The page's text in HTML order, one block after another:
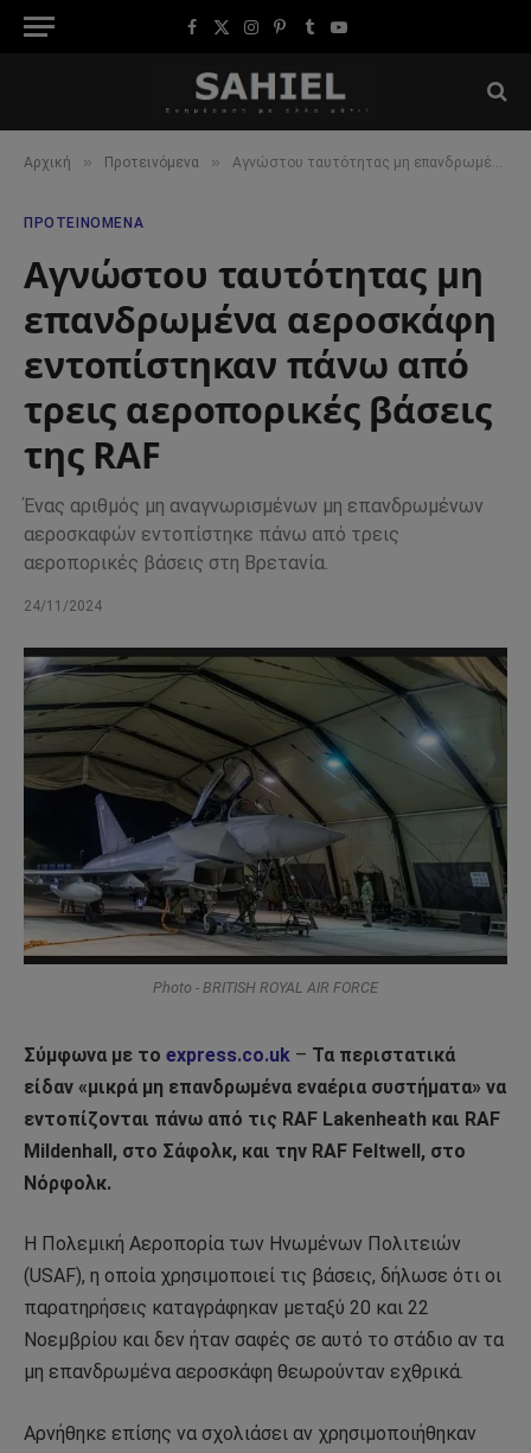
Facebook
X
Instagram
Pinterest
TumblrYouTube
Αρχική » Προτεινόμενα » Αγνώστου ταυτότητας μη επανδρωμένα αεροσκάφη εντοπίστηκαν πάνω από τρεις αεροπορικές βάσεις της RAF
ΠΡΟΤΕΙΝΌΜΕΝΑ
Αγνώστου ταυτότητας μη
επανδρωμένα αεροσκάφη
εντοπίστηκαν πάνω από
τρεις αεροπορικές βάσεις
της RAF
Ένας αριθμός μη αναγνωρισμένων μη επανδρωμένων
αεροσκαφών εντοπίστηκε πάνω από τρεις
αεροπορικές βάσεις στη Βρετανία.
24/11/2024
Photo - BRITISH ROYAL AIR FORCE
Σύμφωνα με το express.co.uk – Τα περιστατικά
είδαν «μικρά μη επανδρωμένα εναέρια συστήματα» να
εντοπίζονται πάνω από τις RAF Lakenheath και RAF
Mildenhall, στο Σάφολκ, και την RAF Feltwell, στο
Νόρφολκ.
Η Πολεμική Αεροπορία των Ηνωμένων Πολιτειών
(USAF), η οποία χρησιμοποιεί τις βάσεις, δήλωσε ότι οι
παρατηρήσεις καταγράφηκαν μεταξύ 20 και 22
Νοεμβρίου και δεν ήταν σαφές σε αυτό το στάδιο αν τα
μη επανδρωμένα αεροσκάφη θεωρούνταν εχθρικά.
Αρνήθηκε επίσης να σχολιάσει αν χρησιμοποιήθηκαν